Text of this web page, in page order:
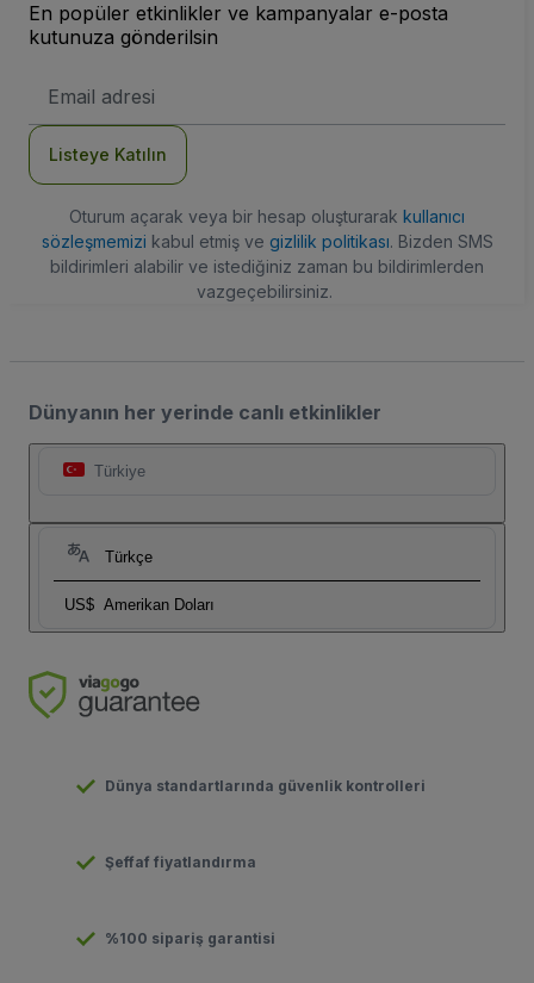
En popüler etkinlikler ve kampanyalar e-posta
kutunuza gönderilsin
posta
Listeye Katılın
Oturum açarak veya bir hesap oluşturarak kullanıcı
sözleşmemizi kabul etmiş ve gizlilik politikası. Bizden SMS
bildirimleri alabilir ve istediğiniz zaman bu bildirimlerden
vazgeçebilirsiniz.
Dünyanın her yerinde canlı etkinlikler
Türkiye
Türkçe
US$ Amerikan Doları
Dünya standartlarında güvenlik kontrolleri
Şeffaf fiyatlandırma
%100 sipariş garantisi